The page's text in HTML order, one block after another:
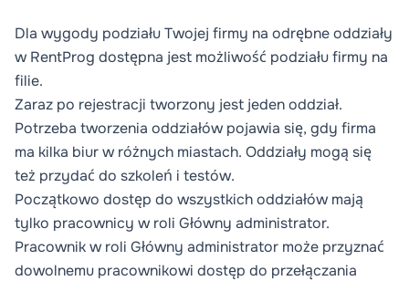
Dla wygody podziału Twojej firmy na odrębne oddziały
w RentProg dostępna jest możliwość podziału firmy na
filie.
Zaraz po rejestracji tworzony jest jeden oddział.
Potrzeba tworzenia oddziałów pojawia się, gdy firma
ma kilka biur w różnych miastach. Oddziały mogą się
też przydać do szkoleń i testów.
Początkowo dostęp do wszystkich oddziałów mają
tylko pracownicy w roli Główny administrator.
Pracownik w roli Główny administrator może przyznać
dowolnemu pracownikowi dostęp do przełączania